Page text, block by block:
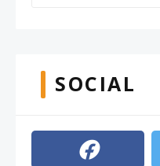
SOCIAL